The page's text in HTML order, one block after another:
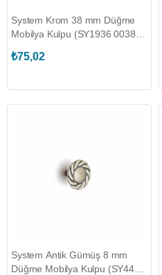
System Krom 38 mm Düğme
Mobilya Kulpu (SY1936 0038
₺75,02
System Antik Gümüş 8 mm
Düğme Mobilya Kulpu (SY4450